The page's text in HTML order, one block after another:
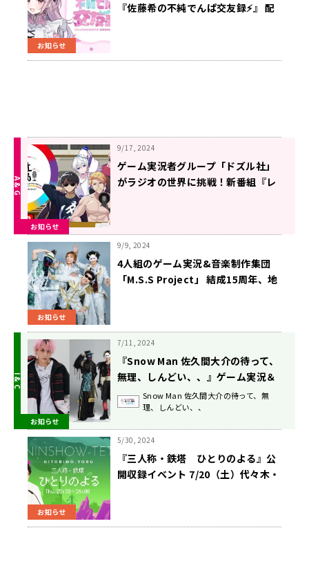
お知らせ
『佐藤希の不純でんぱ交友録⚡』 配
お知らせ
9/17, 2024
ゲーム実況者グループ「ドズル社」
がラジオの世界に挑戦！新番組『レ
お知らせ
9/9, 2024
4人組のゲーム実況&音楽制作集団
「M.S.S Project」 結成15周年、地
お知らせ
7/11, 2024
『Snow Man 佐久間大介の待って、
無理、しんどい、、』ゲーム実況＆
音楽制作集団「M.S.S Project」か
らあろまほっと、eoheohがゲスト
Snow Man 佐久間大介の待って、無
理、しんどい、、
お知らせ
5/30, 2024
『三人称・鉄塔 ひとりのよる』公
開収録イベント 7/20（土）代々木・